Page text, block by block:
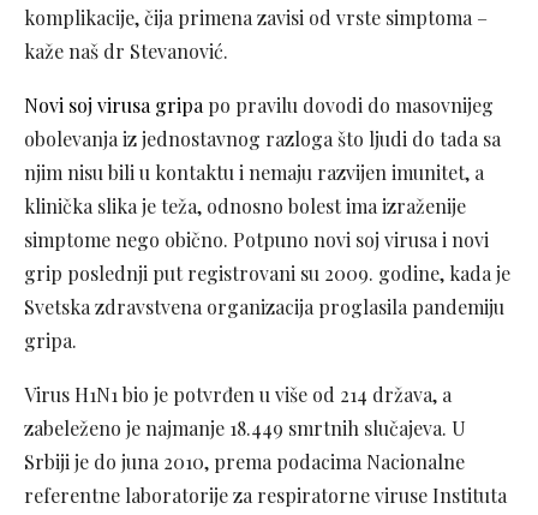
komplikacije, čija primena zavisi od vrste simptoma –
kaže naš dr Stevanović.
Novi soj virusa gripa po pravilu dovodi do masovnijeg
obolevanja iz jednostavnog razloga što ljudi do tada sa
njim nisu bili u kontaktu i nemaju razvijen imunitet, a
klinička slika je teža, odnosno bolest ima izraženije
simptome nego obično. Potpuno novi soj virusa i novi
grip poslednji put registrovani su 2009. godine, kada je
Svetska zdravstvena organizacija proglasila pandemiju
gripa.
Virus H1N1 bio je potvrđen u više od 214 država, a
zabeleženo je najmanje 18.449 smrtnih slučajeva. U
Srbiji je do juna 2010, prema podacima Nacionalne
referentne laboratorije za respiratorne viruse Instituta